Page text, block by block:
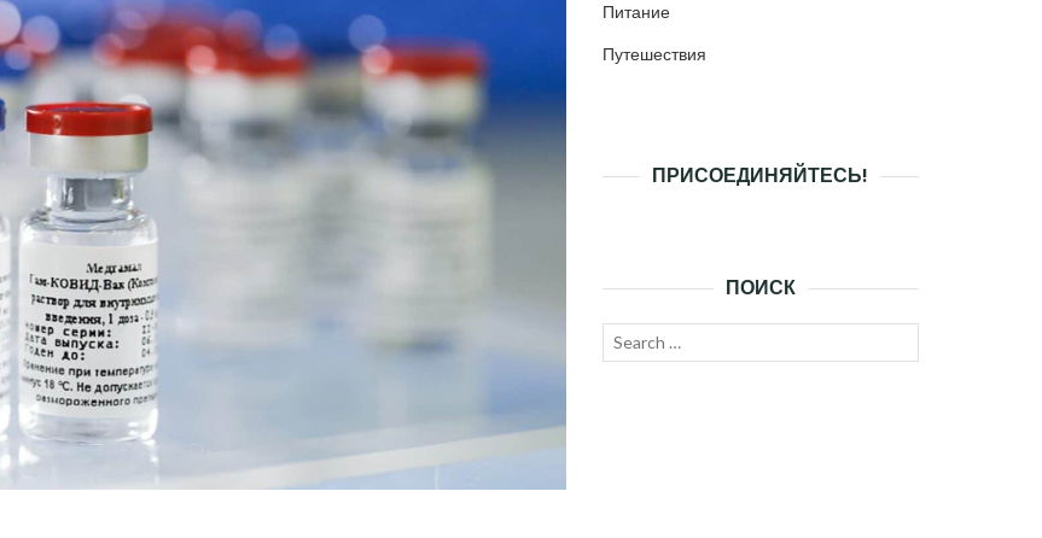
Питание
Путешествия
ПРИСОЕДИНЯЙТЕСЬ!
ПОИСК
Search